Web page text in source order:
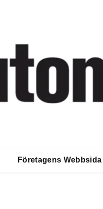
Företagens Webbsida